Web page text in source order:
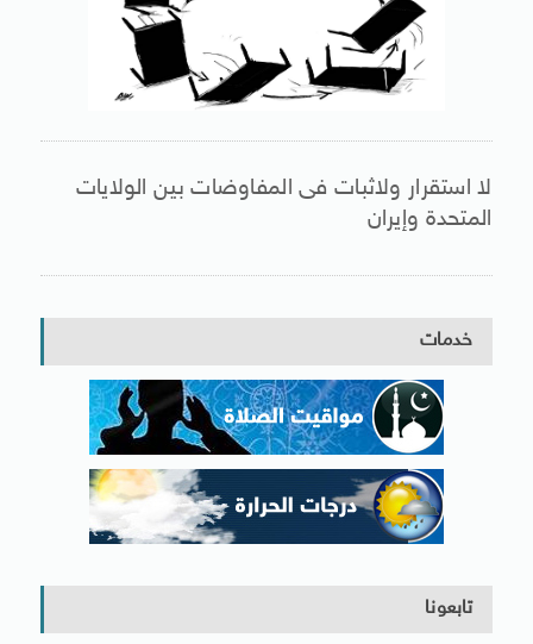
لا استقرار ولاثبات فى المفاوضات بين الولايات
المتحدة وإيران
خدمات
تابعونا